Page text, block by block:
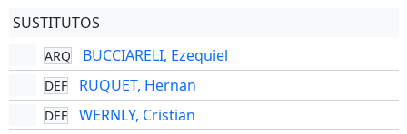
SUSTITUTOS
ARQ BUCCIARELI, Ezequiel
DEF RUQUET, Hernan
DEF WERNLY, Cristian